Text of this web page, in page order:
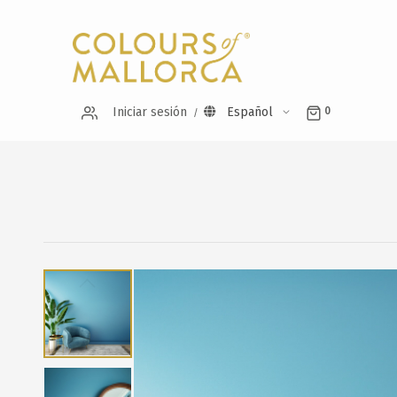
Iniciar sesión Español 0
Saltar
al
final
de